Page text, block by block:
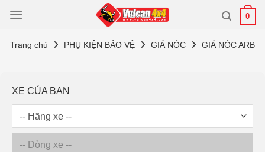
qua
dung
0
Trang chủ PHỤ KIỆN BẢO VỆ GIÁ NÓC GIÁ NÓC ARB
XE CỦA BẠN